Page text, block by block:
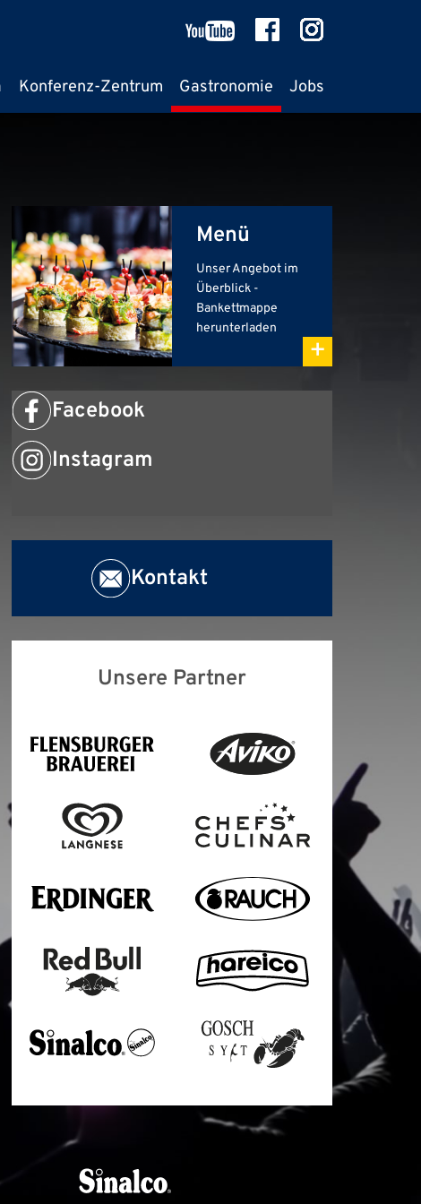
Konferenz-Zentrum Gastronomie Jobs
Menü
Unser Angebot im
Überblick -
Bankettmappe
herunterladen
+
Facebook
Instagram
Kontakt
Unsere Partner